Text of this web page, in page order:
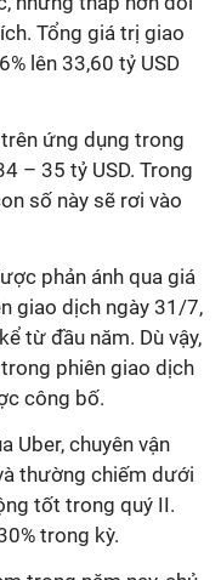
Tổng giá trị giao
lên 33,60 tỷ USD
ứng dụng trong
– 35 tỷ USD. Trong
số này sẽ rơi vào
phản ánh qua giá
giao dịch ngày 31/7,
từ đầu năm. Dù vậy,
phiên giao dịch
công bố.
Uber, chuyên vận
thường chiếm dưới
tốt trong quý II.
trong kỳ.